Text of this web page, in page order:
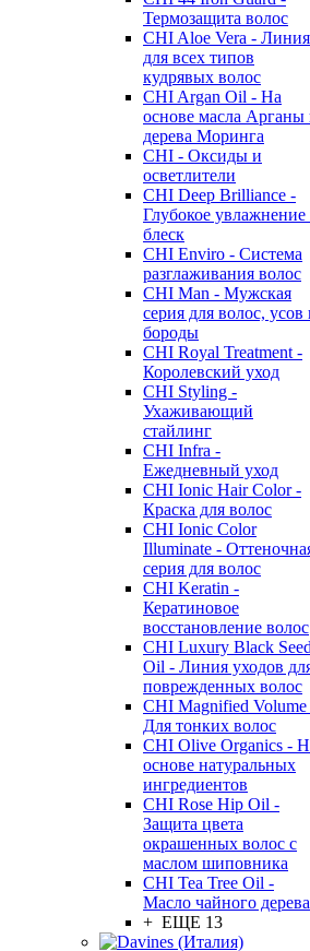
Термозащита волос
CHI Aloe Vera - Линия
для всех типов
кудрявых волос
CHI Argan Oil - На
основе масла Арганы
дерева Моринга
CHI - Оксиды и
осветлители
CHI Deep Brilliance -
Глубокое увлажнение
блеск
CHI Enviro - Система
разглаживания волос
CHI Man - Мужская
серия для волос, усов
бороды
CHI Royal Treatment -
Королевский уход
CHI Styling -
Ухаживающий
стайлинг
CHI Infra -
Ежедневный уход
CHI Ionic Hair Color -
Краска для волос
CHI Ionic Color
Illuminate -
серия для волос
CHI Keratin -
Кератиновое
восстановление волос
CHI Luxury Black Seed
Oil - Линия уходов
поврежденных волос
CHI Magnified Volume
Для тонких волос
CHI Olive Organics -
основе натуральных
ингредиентов
CHI Rose Hip Oil -
Защита цвета
окрашенных волос с
маслом шиповника
CHI Tea Tree Oil -
Масло чайного дерева
+ ЕЩЕ 13